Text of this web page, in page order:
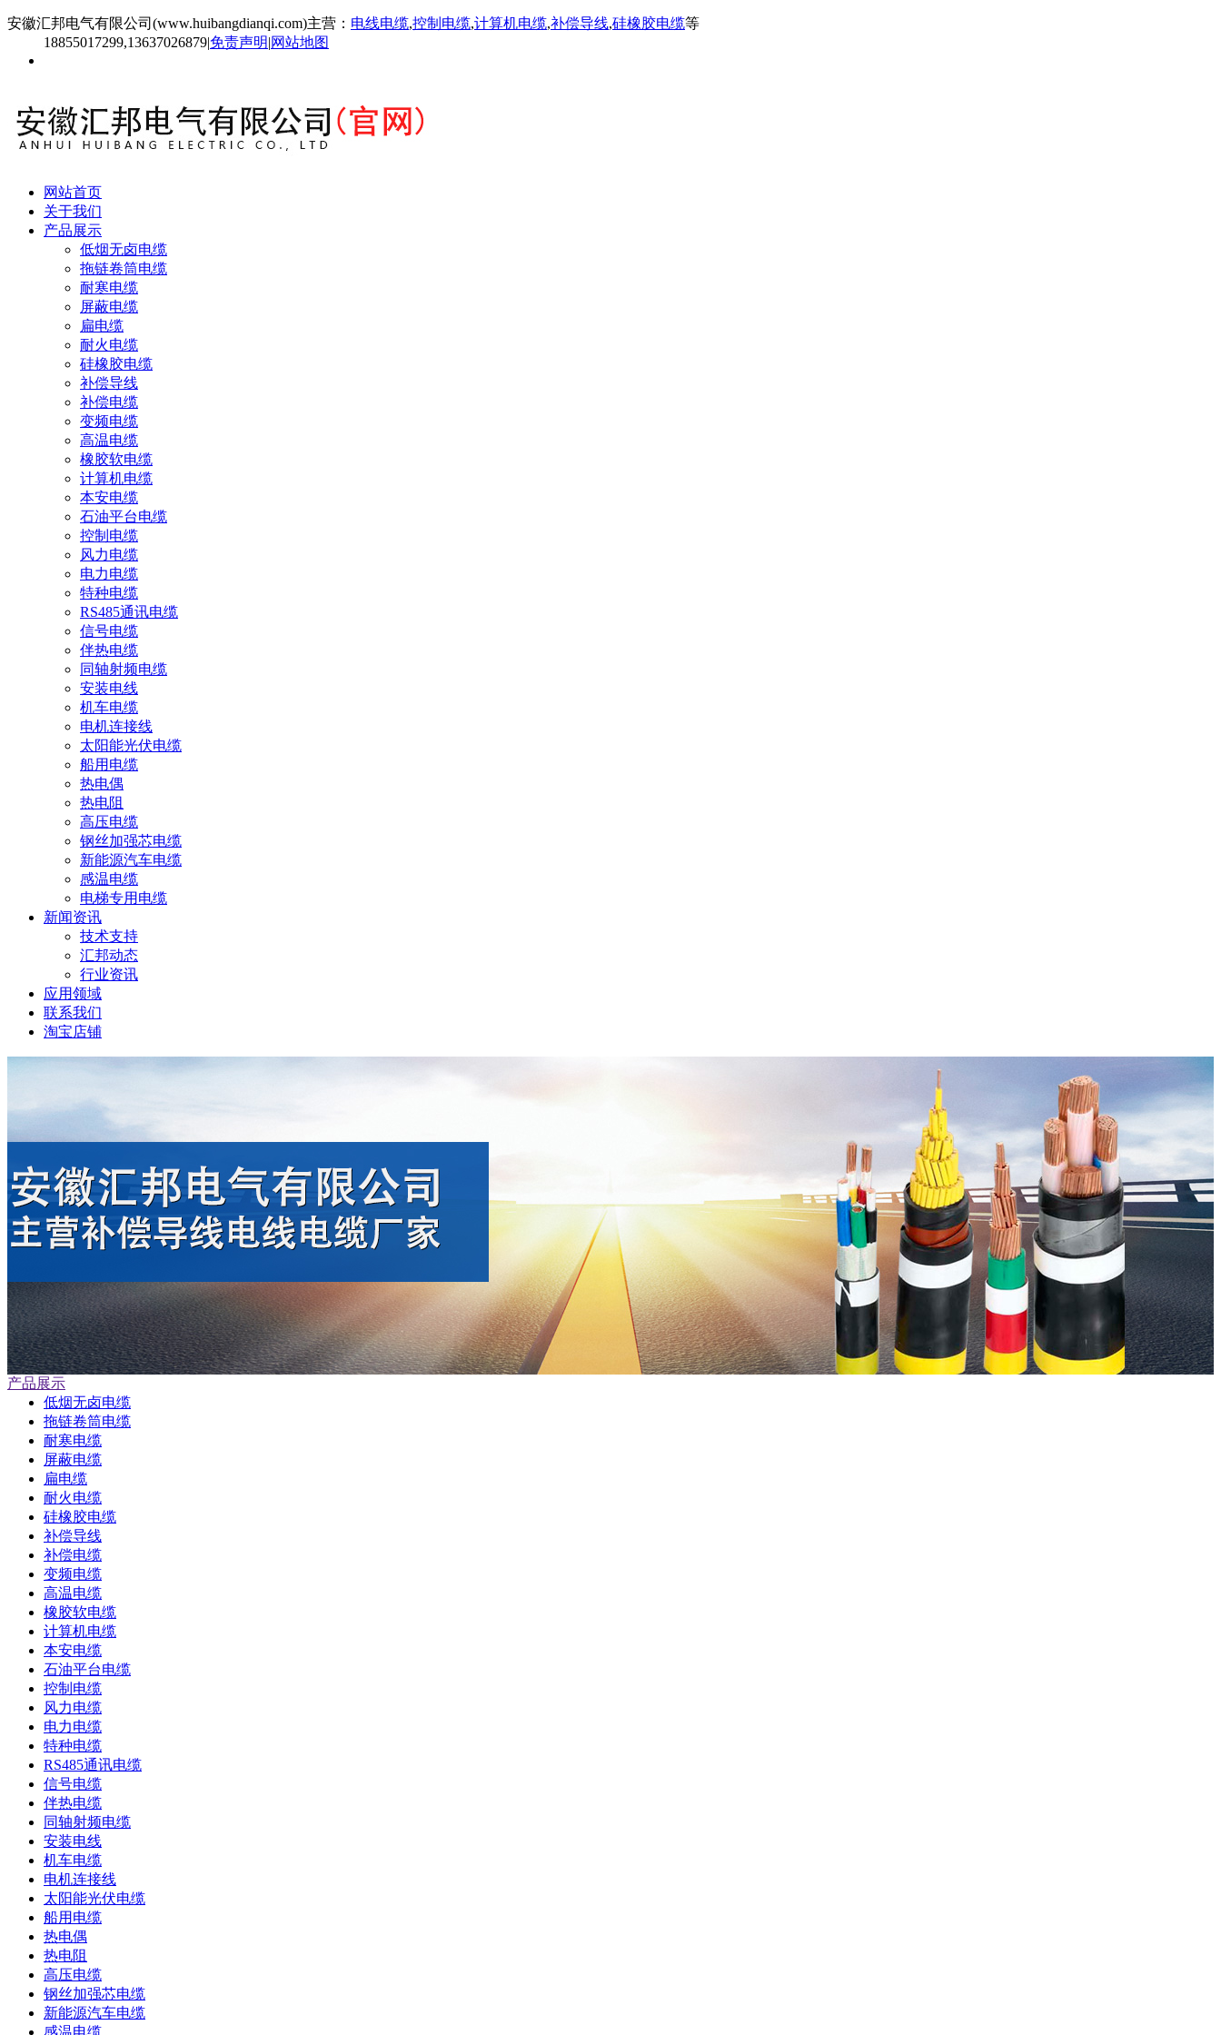
安徽汇邦电气有限公司(www.huibangdianqi.com)主营： 电线电缆,控制电缆,计算机电缆,补偿导线,硅橡胶电缆等
18855017299,13637026879|免责声明|网站地图
网站首页
关于我们
产品展示
低烟无卤电缆
拖链卷筒电缆
耐寒电缆
屏蔽电缆
扁电缆
耐火电缆
硅橡胶电缆
补偿导线
补偿电缆
变频电缆
高温电缆
橡胶软电缆
计算机电缆
本安电缆
石油平台电缆
控制电缆
风力电缆
电力电缆
特种电缆
RS485通讯电缆
信号电缆
伴热电缆
同轴射频电缆
安装电线
机车电缆
电机连接线
太阳能光伏电缆
船用电缆
热电偶
热电阻
高压电缆
钢丝加强芯电缆
新能源汽车电缆
感温电缆
电梯专用电缆
新闻资讯
技术支持
汇邦动态
行业资讯
应用领域
联系我们
淘宝店铺
产品展示
低烟无卤电缆
拖链卷筒电缆
耐寒电缆
屏蔽电缆
扁电缆
耐火电缆
硅橡胶电缆
补偿导线
补偿电缆
变频电缆
高温电缆
橡胶软电缆
计算机电缆
本安电缆
石油平台电缆
控制电缆
风力电缆
电力电缆
特种电缆
RS485通讯电缆
信号电缆
伴热电缆
同轴射频电缆
安装电线
机车电缆
电机连接线
太阳能光伏电缆
船用电缆
热电偶
热电阻
高压电缆
钢丝加强芯电缆
新能源汽车电缆
感温电缆